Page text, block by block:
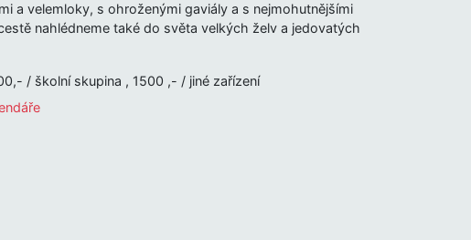
a velemloky, s ohroženými gaviály a s nejmohutnějšími
nahlédneme také do světa velkých želv a jedovatých
/ školní skupina , 1500 ,- / jiné zařízení